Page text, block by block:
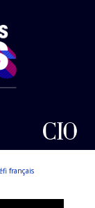
français